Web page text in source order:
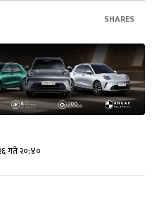
SHARES
गते २०:४०